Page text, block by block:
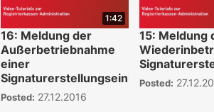
1:42
16: Meldung der
Außerbetriebnahme
einer
Signaturerstellungseinheit
Posted: 27.12.2016
15: Meldung
Posted: